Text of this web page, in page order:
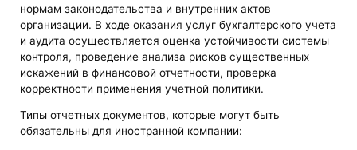
нормам законодательства и внутренних актов
организации. В ходе оказания услуг бухгалтерского учета
и аудита осуществляется оценка устойчивости системы
контроля, проведение анализа рисков существенных
искажений в финансовой отчетности, проверка
корректности применения учетной политики.
Типы отчетных документов, которые могут быть
обязательны для иностранной компании: